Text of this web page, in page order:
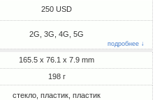
250 USD
2G, 3G, 4G, 5G
подробнее ↓
165.5 x 76.1 x 7.9 mm
198 г
стекло, пластик, пластик